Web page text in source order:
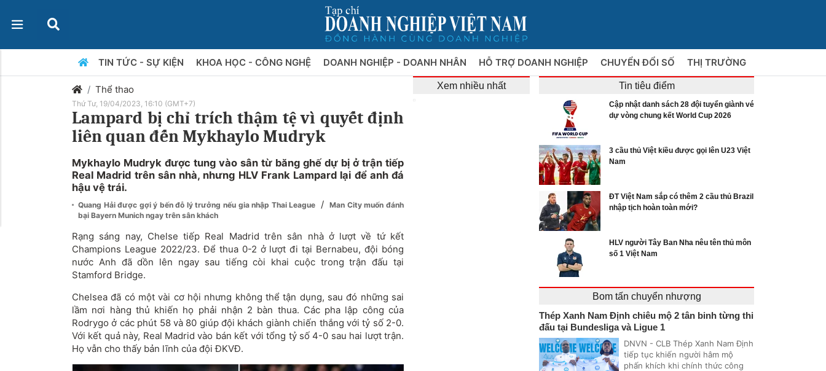
TIN TỨC - SỰ KIỆN KHOA HỌC - CÔNG NGHỆ DOANH NGHIỆP - DOANH NHÂN HỖ TRỢ DOANH NGHIỆP CHUYỂN ĐỔI SỐ THỊ TRƯỜNG
Thể thao
Thứ Tư, 19/04/2023, 16:10 (GMT+7)
Lampard bị chỉ trích thậm tệ vì quyết định
liên quan đến Mykhaylo Mudryk
Mykhaylo Mudryk được tung vào sân từ băng ghế dự bị ở trận tiếp
Real Madrid trên sân nhà, nhưng HLV Frank Lampard lại để anh đá
hậu vệ trái.
Quang Hải được gợi ý bến đỗ lý trưởng nếu gia nhập Thai League /
Man City muốn đánh
bại Bayern Munich ngay trên sân khách
Rạng sáng nay, Chelse tiếp Real Madrid trên sân nhà ở lượt về tứ kết
Champions League 2022/23. Để thua 0-2 ở lượt đi tại Bernabeu, đội bóng
nước Anh đã dồn lên ngay sau tiếng còi khai cuộc trong trận đấu tại
Stamford Bridge.
Chelsea đã có một vài cơ hội nhưng không thể tận dụng, sau đó những sai
lầm nơi hàng thủ khiến họ phải nhận 2 bàn thua. Các pha lập công của
Rodrygo ở các phút 58 và 80 giúp đội khách giành chiến thắng với tỷ số 2-0.
Với kết quả này, Real Madrid vào bán kết với tổng tỷ số 4-0 sau hai lượt trận.
Họ vẫn cho thấy bản lĩnh của đội ĐKVĐ.
Xem nhiều nhất Tin tiêu điểm
Cập nhật danh sách 28 đội tuyển giành vé
dự vòng chung kết World Cup 2026
3 cầu thủ Việt kiều được gọi lên U23 Việt
Nam
ĐT Việt Nam sắp có thêm 2 cầu thủ Brazil
nhập tịch hoàn toàn mới?
HLV người Tây Ban Nha nêu tên thủ môn
số 1 Việt Nam
Bom tấn chuyển nhượng
Thép Xanh Nam Định chiêu mộ 2 tân binh từng thi
đấu tại Bundesliga và Ligue 1
DNVN - CLB Thép Xanh Nam Định
tiếp tục khiến người hâm mộ
phấn khích khi chính thức công